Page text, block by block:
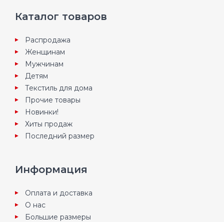
Каталог товаров
Распродажа
Женщинам
Мужчинам
Детям
Текстиль для дома
Прочие товары
Новинки!
Хиты продаж
Последний размер
Информация
Оплата и доставка
О нас
Большие размеры